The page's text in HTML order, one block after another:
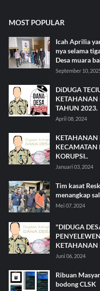
MOST POPULAR
Icah Aprilia
nya selama
Desa muara
September 10,
DiDUGA
KETAHANAN
TAHUN 2023.
April 08, 2024
KETAHANAN
KECAMATAN
KORUPSI..
Januari 03, 2024
Tim kasat
menangkap
Mei 07, 2024
"DIDUGA
KETAHANAN
Juni 06, 2024
Ribuan
bodong CLSK